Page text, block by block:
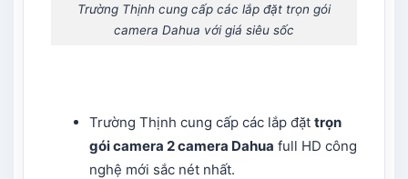
Trường Thịnh cung cấp các lắp đặt trọn gói
camera Dahua với giá siêu sốc
Trường Thịnh cung cấp các lắp đặt trọn
gói camera 2 camera Dahua full HD công
nghệ mới sắc nét nhất.